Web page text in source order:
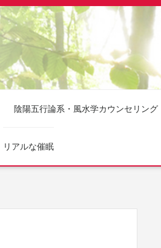
陰陽五行論系・風水学カウンセリング
リアルな催眠